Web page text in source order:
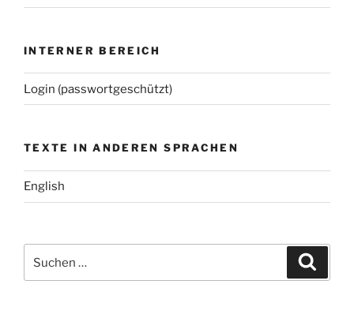
INTERNER BEREICH
Login (passwortgeschützt)
TEXTE IN ANDEREN SPRACHEN
English
nach: